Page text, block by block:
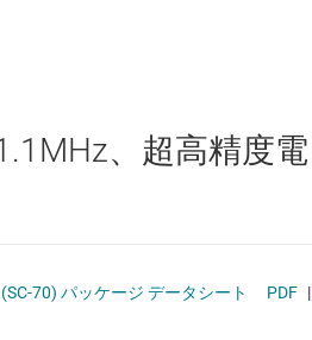
/ プロセッサ、超高精度電
70) パッケージ データシート PDF |